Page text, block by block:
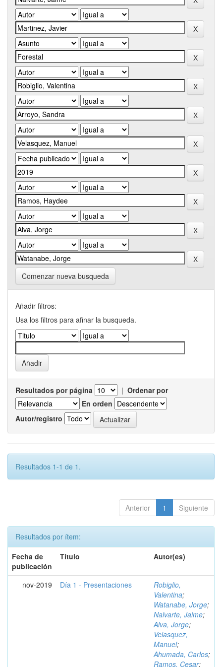
Comenzar nueva busqueda
Añadir filtros:
Usa los filtros para afinar la busqueda.
Resultados por página | Ordenar por
En orden
Autor/registro
Resultados 1-1 de 1.
Anterior 1 Siguiente
Resultados por ítem:
Fecha de
publicación
Título Autor(es)
nov-2019 Día 1 - Presentaciones
Robiglio,
Valentina;
Watanabe, Jorge;
Nalvarte, Jaime;
Alva, Jorge;
Velasquez,
Manuel;
Ahumada, Carlos;
Ramos, Cesar;